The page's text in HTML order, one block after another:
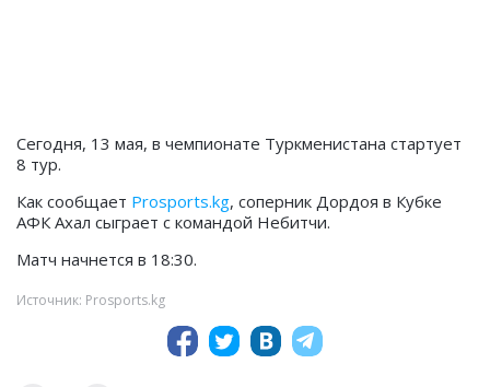
Сегодня, 13 мая, в чемпионате Туркменистана стартует
8 тур.
Как сообщает Prosports.kg, соперник Дордоя в Кубке
АФК Ахал сыграет с командой Небитчи.
Матч начнется в 18:30.
Источник: Prosports.kg